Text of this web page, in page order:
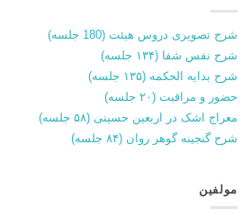
شرح تصویری دروس هیئت (180 جلسه)
شرح نفس شفا (۱۳۴ جلسه)
شرح بدایه الحکمه (۱۳۵ جلسه)
حضور و مراقبت (۲۰ جلسه)
معراج اشک در اربعین حسینی (۵۸ جلسه)
شرح گنجینه گوهر روان (۸۴ جلسه)
مولفین